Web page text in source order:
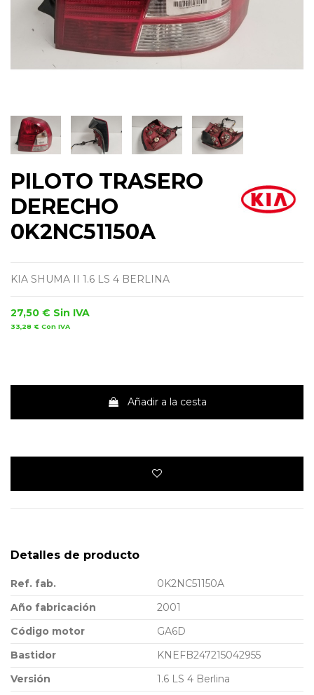
PILOTO TRASERO
DERECHO
0K2NC51150A
KIA SHUMA II 1.6 LS 4 BERLINA
27,50 € Sin IVA
33,28 € Con IVA
Añadir a la cesta
Detalles de producto
Ref. fab.
0K2NC51150A
Año fabricación
2001
Código motor
GA6D
Bastidor
KNEFB247215042955
Versión
1.6 LS 4 Berlina